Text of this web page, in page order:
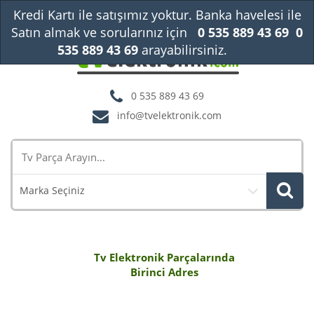
0 535 889 43 69
info@tvelektronik.com
Marka Seçiniz
Tv Elektronik Parçalarında
Birinci Adres
Kredi Kartı ile satışımız yoktur. Banka havelesi ile
Satın almak ve sorularınız için
0 535 889 43 69 0
535 889 43 69arayabilirsiniz.